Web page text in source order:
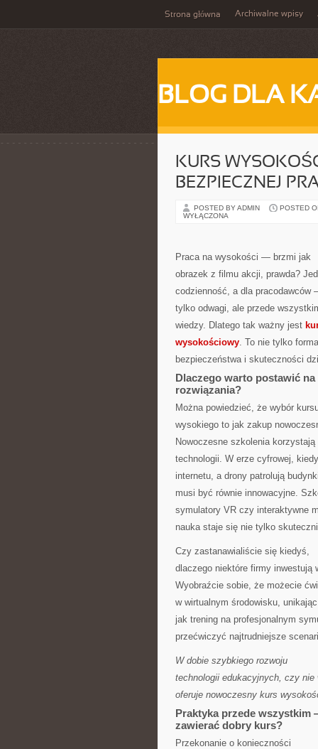
Strona główna Archiwalne wpisy
BLOG DLA
KURS
BEZPIECZNEJ
POSTED BY ADMIN
POSTED
WYŁĄCZONA
Praca na wysokości — brzmi jak
obrazek z filmu akcji, prawda?
codzienność, a dla
tylko odwagi, ale przede
wiedzy. Dlatego tak ważny jest
wysokościowy. To nie tylko
bezpieczeństwa i skuteczności
Dlaczego warto postawić
rozwiązania?
Można powiedzieć, że wybór
wysokiego to jak zakup
Nowoczesne szkolenia
technologii. W erze cyfrowej,
internetu, a drony patrolują
musi być równie innowacyjne.
symulatory VR czy interaktywne
nauka staje się nie tylko
Czy zastanawialiście się kiedyś,
dlaczego niektóre firmy inwestują
Wyobraźcie sobie, że możecie
w wirtualnym środowisku,
jak trening na profesjonalnym
przećwiczyć najtrudniejsze
W dobie szybkiego rozwoju
technologii edukacyjnych, czy
oferuje nowoczesny kurs
Praktyka przede wszystkim
zawierać dobry kurs?
Przekonanie o konieczności